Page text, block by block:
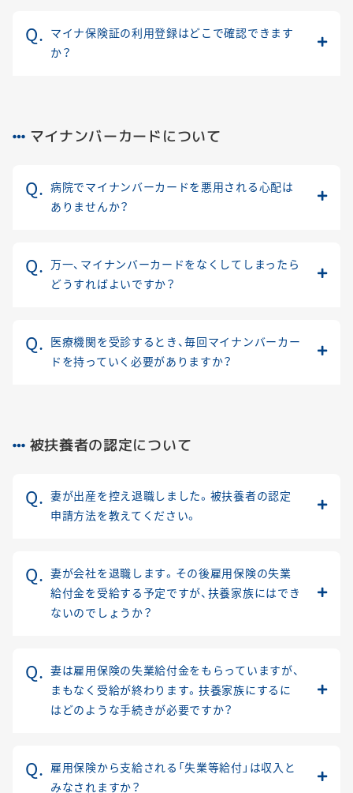
マイナ保険証の利用登録はどこで確認できます
か？
マイナンバーカードについて
病院でマイナンバーカードを悪用される心配は
ありませんか？
万一、マイナンバーカードをなくしてしまったら
どうすればよいですか？
医療機関を受診するとき、毎回マイナンバーカー
ドを持っていく必要がありますか？
被扶養者の認定について
妻が出産を控え退職しました。被扶養者の認定
申請方法を教えてください。
妻が会社を退職します。その後雇用保険の失業
給付金を受給する予定ですが、扶養家族にはでき
ないのでしょうか？
妻は雇用保険の失業給付金をもらっていますが、
まもなく受給が終わります。扶養家族にするに
はどのような手続きが必要ですか？
雇用保険から支給される「失業等給付」は収入と
みなされますか？